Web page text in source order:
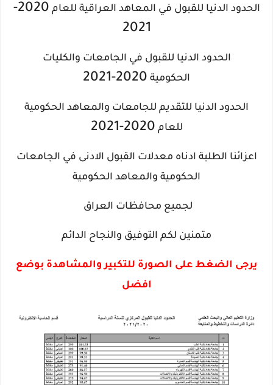
الحدود الدنيا للقبول في المعاهد العراقية للعام
2020-
2021
الحدود الدنيا للقبول في الجامعات والكليات
الحكومية 2020-2021
الحدود الدنيا للتقديم للجامعات والمعاهد الحكومية
للعام 2020-2021
اعزائنا الطلبة ادناه معدلات القبول الادنى في الجامعات
الحكومية والمعاهد الحكومية
لجميع محافظات العراق
متمنين لكم التوفيق والنجاح الدائم
يرجى الضغط على الصورة للتكبير والمشاهدة بوضع
افضل